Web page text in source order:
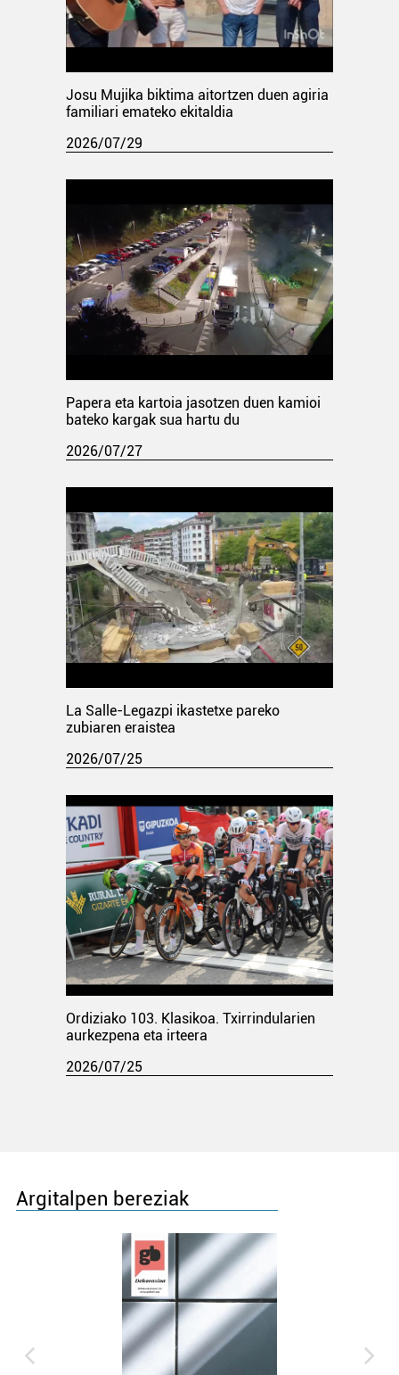
Josu Mujika biktima aitortzen duen agiria
familiari emateko ekitaldia
2026/07/29
Papera eta kartoia jasotzen duen kamioi
bateko kargak sua hartu du
2026/07/27
La Salle-Legazpi ikastetxe pareko
zubiaren eraistea
2026/07/25
Ordiziako 103. Klasikoa. Txirrindularien
aurkezpena eta irteera
2026/07/25
Argitalpen bereziak